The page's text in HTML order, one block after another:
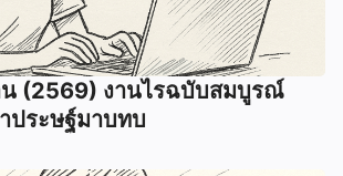
(2569) งานไรฉบับสมบูรณ์
ระษฐ์มาบทบ